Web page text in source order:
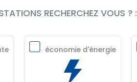
RECHERCHEZ VOUS ? :
économie d'énergie